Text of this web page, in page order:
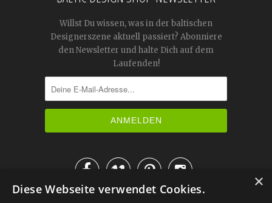
Willst Du wissen, was in der baltischen
Designerszene aktuell passiert? Abonniere
den Newsletter und halte Dich auf dem
Laufenden!

IM KATALOG BLÄTTERN
×
Diese Webseite verwendet Cookies.